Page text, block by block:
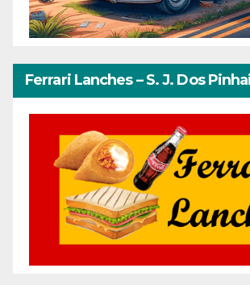
Ferrari Lanches – S. J. Dos